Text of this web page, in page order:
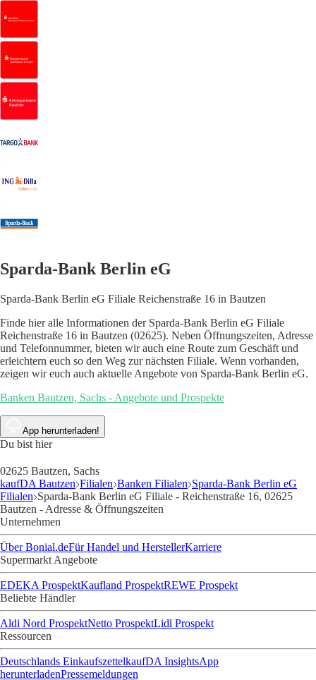
Sparda-Bank Berlin eG
Sparda-Bank Berlin eG Filiale Reichenstraße 16 in Bautzen
Finde hier alle Informationen der Sparda-Bank Berlin eG Filiale
Reichenstraße 16 in Bautzen (02625). Neben Öffnungszeiten, Adresse
und Telefonnummer, bieten wir auch eine Route zum Geschäft und
erleichtern euch so den Weg zur nächsten Filiale. Wenn vorhanden,
zeigen wir euch auch aktuelle Angebote von Sparda-Bank Berlin eG.
Banken Bautzen, Sachs - Angebote und Prospekte
App herunterladen!
Du bist hier
02625 Bautzen, Sachs
kaufDA Bautzen Filialen Banken Filialen Sparda-Bank Berlin eG
Filialen Sparda-Bank Berlin eG Filiale - Reichenstraße 16, 02625
Bautzen - Adresse & Öffnungszeiten
Unternehmen
Über Bonial.deFür Handel und HerstellerKarriere
Supermarkt Angebote
EDEKA ProspektKaufland ProspektREWE Prospekt
Beliebte Händler
Aldi Nord ProspektNetto ProspektLidl Prospekt
Ressourcen
Deutschlands EinkaufszettelkaufDA InsightsApp
herunterladenPressemeldungen